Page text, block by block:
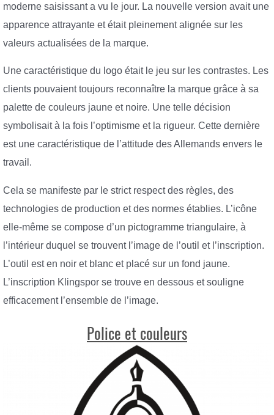
moderne saisissant a vu le jour. La nouvelle version avait une
apparence attrayante et était pleinement alignée sur les
valeurs actualisées de la marque.
Une caractéristique du logo était le jeu sur les contrastes. Les
clients pouvaient toujours reconnaître la marque grâce à sa
palette de couleurs jaune et noire. Une telle décision
symbolisait à la fois l’optimisme et la rigueur. Cette dernière
est une caractéristique de l’attitude des Allemands envers le
travail.
Cela se manifeste par le strict respect des règles, des
technologies de production et des normes établies. L’icône
elle-même se compose d’un pictogramme triangulaire, à
l’intérieur duquel se trouvent l’image de l’outil et l’inscription.
L’outil est en noir et blanc et placé sur un fond jaune.
L’inscription Klingspor se trouve en dessous et souligne
efficacement l’ensemble de l’image.
Police et couleurs